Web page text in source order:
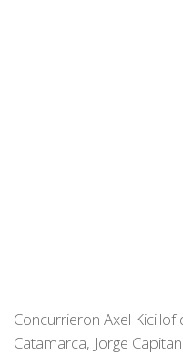
Concurrieron Axel Kicillof
Catamarca, Jorge